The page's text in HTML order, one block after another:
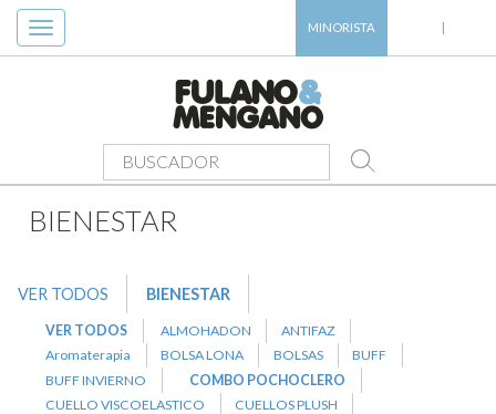
Toggle
navigation
MINORISTA
BIENESTAR>COMBO POCHOCLERO
BIENESTAR
VER TODOS BIENESTAR
VER TODOS ALMOHADON
ANTIFAZ
Aromaterapia
BOLSA LONA BOLSAS
BUFF
BUFF INVIERNO
COMBO POCHOCLERO
CUELLO VISCOELASTICO
CUELLOS PLUSH